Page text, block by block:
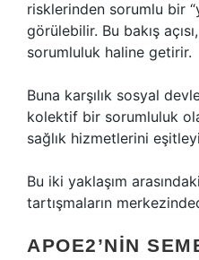
risklerinden sorumlu bir
görülebilir. Bu bakış
sorumluluk haline getirir.
Buna karşılık sosyal
kolektif bir sorumluluk
sağlık hizmetlerini
Bu iki yaklaşım
tartışmaların
APOE2’NIN